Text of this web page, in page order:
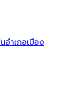
อำเภอเมือง